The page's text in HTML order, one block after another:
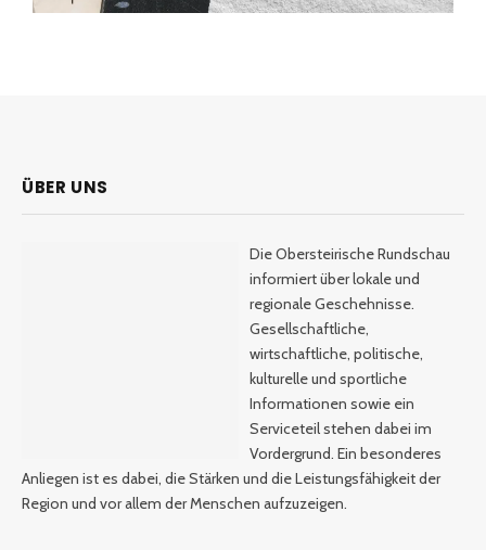
ÜBER UNS
Die Obersteirische Rundschau
informiert über lokale und
regionale Geschehnisse.
Gesellschaftliche,
wirtschaftliche, politische,
kulturelle und sportliche
Informationen sowie ein
Serviceteil stehen dabei im
Vordergrund. Ein besonderes
Anliegen ist es dabei, die Stärken und die Leistungsfähigkeit der
Region und vor allem der Menschen aufzuzeigen.